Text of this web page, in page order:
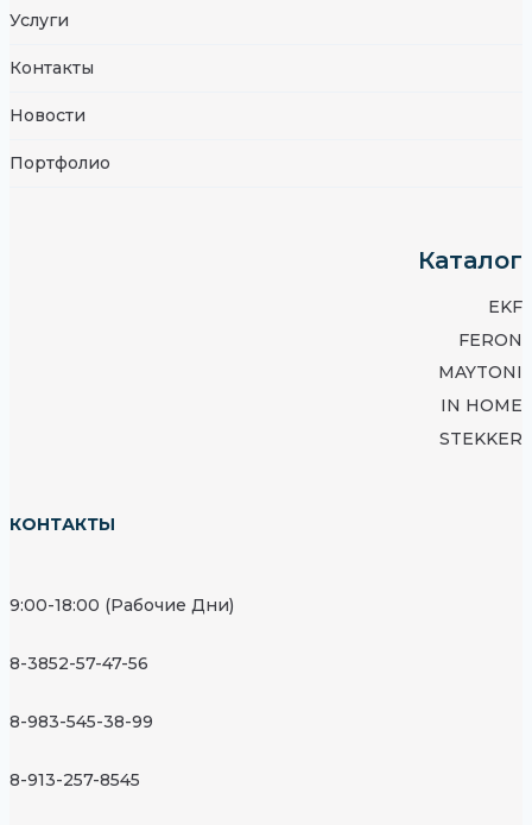
Услуги
Контакты
Новости
Портфолио
Каталог
EKF
FERON
MAYTONI
IN HOME
STEKKER
КОНТАКТЫ
9:00-18:00 (Рабочие Дни)
8-3852-57-47-56
8-983-545-38-99
8-913-257-8545